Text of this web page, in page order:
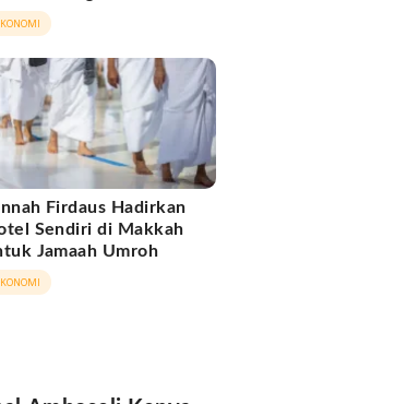
Permanen
Firdaus Hadirkan
Sendiri di Makkah
Jamaah Umroh